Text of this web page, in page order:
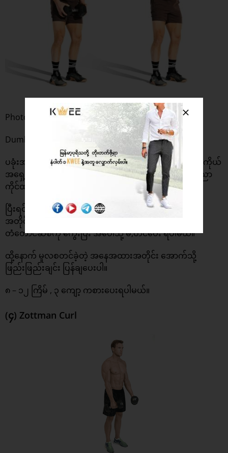
Photo : Men’s Health
Dumbbell အလေးတစ်တုံးတည်းနဲ့ ကစားရပါမယ်။
ပခုံးအကျယ်အတိုင်း ခြေထောက်တွေကို ချဲရပ်ထားပြီး ခန္ဓာကိုယ်
အရှေ့တည့်တည့်မှာ Dumbbell ရဲ့ အစွန်းနှစ်ဖက်ကို ဘယ်ညာ
ကိုင်ထားပါ။
ပြီးရင်တော့ Dumbbell ကို ကိုင်ထားတဲ့ လက်အနေအထား
အတိုင်း Lock လုပ်ပြီး လက်မောင်း ကို အဓိက ညှစ်ကာ
တံတောင်ဆစ်ကို ကွေးပြီး အပေါ်သို့ မ,တင်ပေး ရပါမယ်။
ထို့နောက် မူလစတင်ခဲ့တဲ့ အနေအထားအတိုင်း‌ အောက်သို့
ဖြည်းဖြည်းချင်း ပြန်ချပေးပါ။
၈ – ၁၂ ကြိမ် , ၃ ကျော့ ကစားပေးရပါမယ်။
(၄) Zottman Curl